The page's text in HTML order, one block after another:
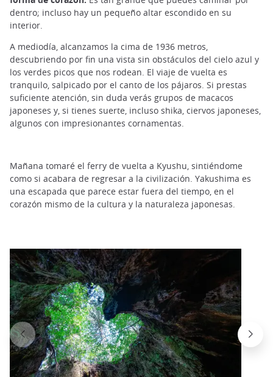
dentro; incluso hay un pequeño altar escondido en su
interior.
A mediodía, alcanzamos la cima de 1936 metros,
descubriendo por fin una vista sin obstáculos del cielo azul y
los verdes picos que nos rodean. El viaje de vuelta es
tranquilo, salpicado por el canto de los pájaros. Si prestas
suficiente atención, sin duda verás grupos de macacos
japoneses y, si tienes suerte, incluso shika, ciervos japoneses,
algunos con impresionantes cornamentas.
Mañana tomaré el ferry de vuelta a Kyushu, sintiéndome
como si acabara de regresar a la civilización. Yakushima es
una escapada que parece estar fuera del tiempo, en el
corazón mismo de la cultura y la naturaleza japonesas.